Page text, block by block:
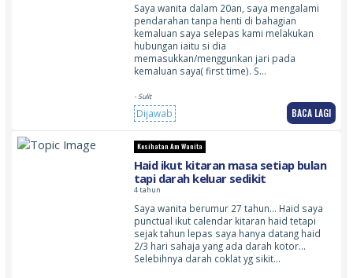
Saya wanita dalam 20an, saya mengalami
pendarahan tanpa henti di bahagian
kemaluan saya selepas kami melakukan
hubungan iaitu si dia
memasukkan/menggunkan jari pada
kemaluan saya( first time). S…
- Sulit
Dijawab BACA LAGI
Kesihatan Am Wanita
Haid ikut kitaran masa setiap bulan
tapi darah keluar sedikit
4 tahun
Saya wanita berumur 27 tahun… Haid saya
punctual ikut calendar kitaran haid tetapi
sejak tahun lepas saya hanya datang haid
2/3 hari sahaja yang ada darah kotor…
Selebihnya darah coklat yg sikit…